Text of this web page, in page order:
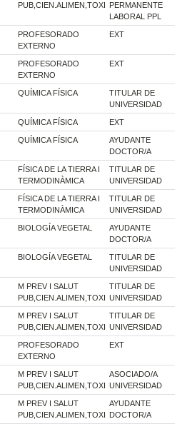
PUB,CIEN.ALIMEN,TOXI PERMANENTE
LABORAL PPL
PROFESORADO
EXTERNO
EXT
PROFESORADO
EXTERNO
EXT
QUÍMICA FÍSICA
TITULAR DE
UNIVERSIDAD
QUÍMICA FÍSICA EXT
QUÍMICA FÍSICA
AYUDANTE
DOCTOR/A
FÍSICA DE LA TIERRA I
TERMODINÀMICA
TITULAR DE
UNIVERSIDAD
FÍSICA DE LA TIERRA I
TERMODINÀMICA
TITULAR DE
UNIVERSIDAD
BIOLOGÍA VEGETAL
AYUDANTE
DOCTOR/A
BIOLOGÍA VEGETAL
TITULAR DE
UNIVERSIDAD
M PREV I SALUT
PUB,CIEN.ALIMEN,TOXI
TITULAR DE
UNIVERSIDAD
M PREV I SALUT
PUB,CIEN.ALIMEN,TOXI
TITULAR DE
UNIVERSIDAD
PROFESORADO
EXTERNO
EXT
M PREV I SALUT
PUB,CIEN.ALIMEN,TOXI
ASOCIADO/A
UNIVERSIDAD
M PREV I SALUT
PUB,CIEN.ALIMEN,TOXI
AYUDANTE
DOCTOR/A